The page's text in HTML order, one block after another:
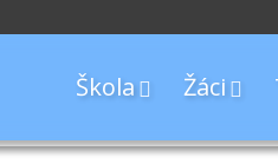
Škola Žáci